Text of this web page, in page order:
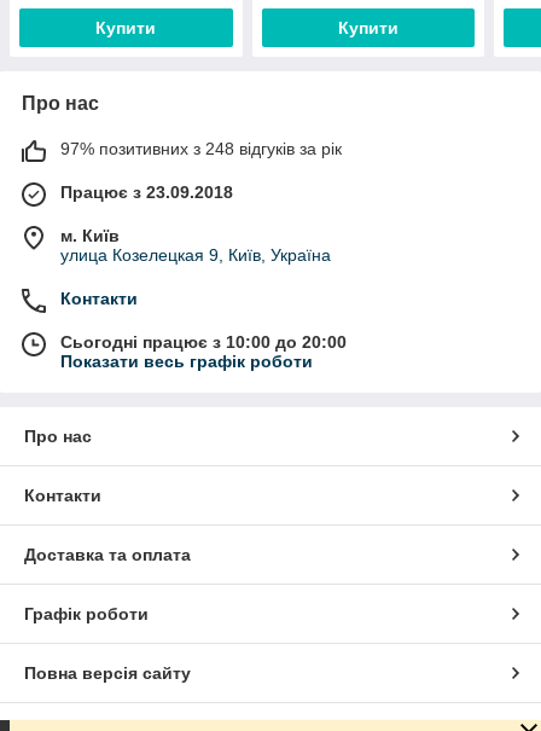
Купити Купити
Про нас
97% позитивних з 248 відгуків за рік
Працює з 23.09.2018
м. Київ
улица Козелецкая 9, Київ, Україна
Контакти
Сьогодні працює з 10:00 до 20:00
Показати весь графік роботи
Про нас
Контакти
Доставка та оплата
Графік роботи
Повна версія сайту